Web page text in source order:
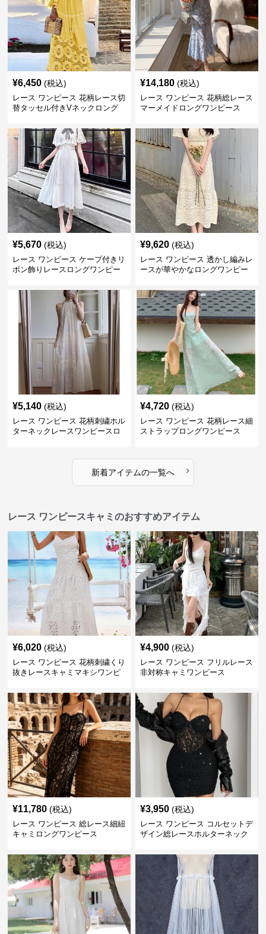
¥6,450 (税込)
レース ワンピース 花柄レース切
替タッセル付きVネックロング
¥14,180 (税込)
レース ワンピース 花柄総レース
マーメイドロングワンピース
¥5,670 (税込)
レース ワンピース ケープ付きリ
ボン飾りレースロングワンピー
¥9,620 (税込)
レース ワンピース 透かし編みレ
ースが華やかなロングワンピー
¥5,140 (税込)
レース ワンピース 花柄刺繍ホル
ターネックレースワンピースロ
¥4,720 (税込)
レース ワンピース 花柄レース細
ストラップロングワンピース
新着アイテムの一覧へ ›
レース ワンピースキャミのおすすめアイテム
¥6,020 (税込)
レース ワンピース 花柄刺繍くり
抜きレースキャミマキシワンピ
¥4,900 (税込)
レース ワンピース フリルレース
非対称キャミワンピース
¥11,780 (税込)
レース ワンピース 総レース細紐
キャミロングワンピース
¥3,950 (税込)
レース ワンピース コルセットデ
ザイン総レースホルターネック